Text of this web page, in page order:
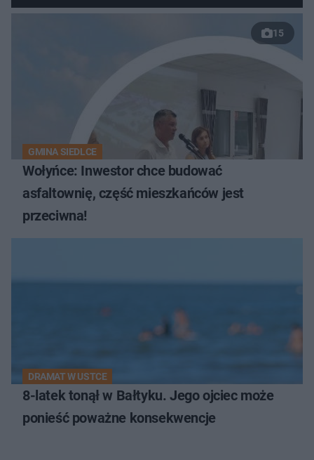
15
GMINA SIEDLCE
Wołyńce: Inwestor chce budować
asfaltownię, część mieszkańców jest
przeciwna!
DRAMAT W USTCE
8-latek tonął w Bałtyku. Jego ojciec może
ponieść poważne konsekwencje